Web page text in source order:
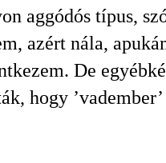
aggódós típus,
azért nála,
De
hogy